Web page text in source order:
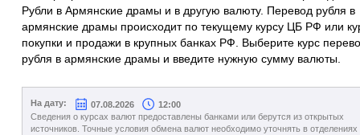
Рубли в Армянские драмы и в другую валюту. Перевод рубля в
армянские драмы происходит по текущему курсу ЦБ РФ или
покупки и продажи в крупных банках РФ. Выберите курс
рубля в армянские драмы и введите нужную сумму валюты.
На дату: 07.08.2026
12:00
Сведения о курсах валют предоставлены банками или берутся из открытых
источников. Точные условия обмена валют необходимо уточнять в отделениях